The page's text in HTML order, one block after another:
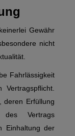
Gewähr
nicht
Fahrlässigkeit
deren Erfüllung
des Vertrags
Einhaltung der